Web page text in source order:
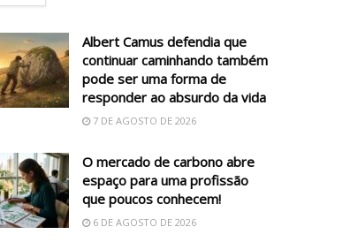
Albert Camus defendia que
continuar caminhando também
pode ser uma forma de
responder ao absurdo da vida
7 DE AGOSTO DE 2026
O mercado de carbono abre
espaço para uma profissão
que poucos conhecem!
6 DE AGOSTO DE 2026